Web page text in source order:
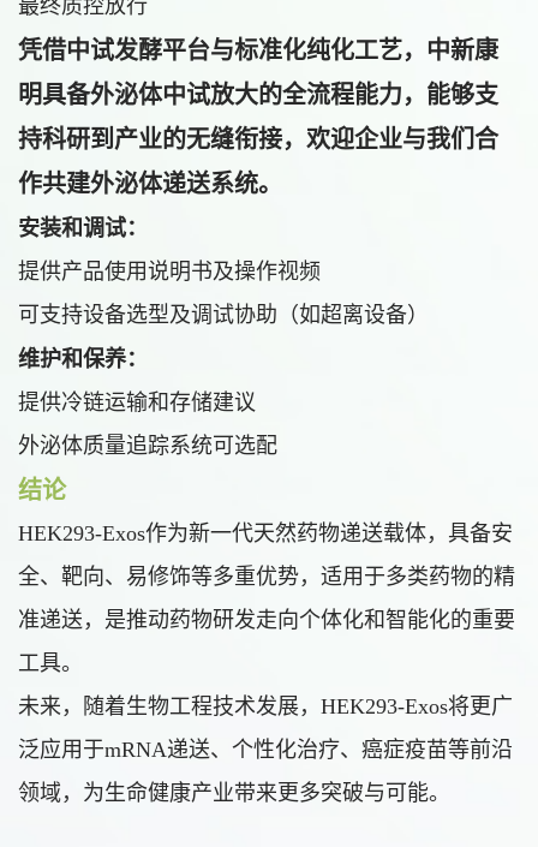
最终质控放行
凭借中试发酵平台与标准化纯化工艺，中新康
明具备外泌体中试放大的全流程能力，能够支
持科研到产业的无缝衔接，欢迎企业与我们合
作共建外泌体递送系统。
安装和调试：
提供产品使用说明书及操作视频
可支持设备选型及调试协助（如超离设备）
维护和保养：
提供冷链运输和存储建议
外泌体质量追踪系统可选配
结论
HEK293-Exos作为新一代天然药物递送载体，具备安
全、靶向、易修饰等多重优势，适用于多类药物的精
准递送，是推动药物研发走向个体化和智能化的重要
工具。
未来，随着生物工程技术发展，HEK293-Exos将更广
泛应用于mRNA递送、个性化治疗、癌症疫苗等前沿
领域，为生命健康产业带来更多突破与可能。